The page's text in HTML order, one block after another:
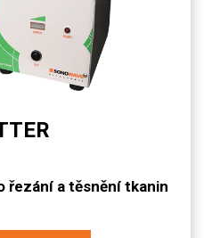
řezání a těsnění tkanin